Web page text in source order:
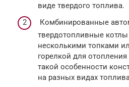
виде твердого топлива.
Комбинированные
твердотопливные
несколькими топками
горелкой для
такой особенности
на разных видах